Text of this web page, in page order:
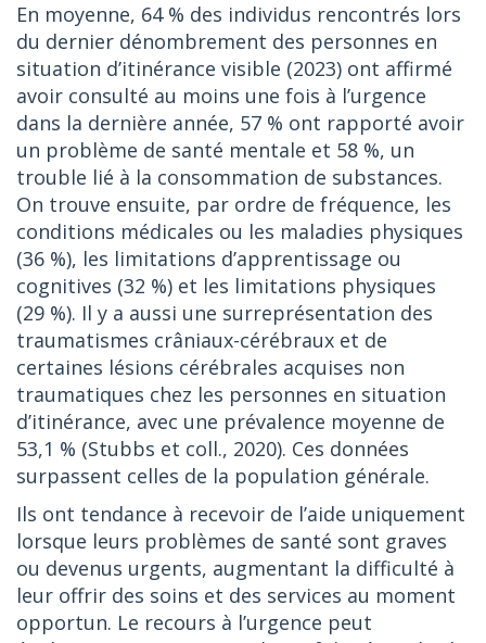
En moyenne, 64 % des individus rencontrés lors
du dernier dénombrement des personnes en
situation d’itinérance visible (2023) ont affirmé
avoir consulté au moins une fois à l’urgence
dans la dernière année, 57 % ont rapporté avoir
un problème de santé mentale et 58 %, un
trouble lié à la consommation de substances.
On trouve ensuite, par ordre de fréquence, les
conditions médicales ou les maladies physiques
(36 %), les limitations d’apprentissage ou
cognitives (32 %) et les limitations physiques
(29 %). Il y a aussi une surreprésentation des
traumatismes crâniaux-cérébraux et de
certaines lésions cérébrales acquises non
traumatiques chez les personnes en situation
d’itinérance, avec une prévalence moyenne de
53,1 % (Stubbs et coll., 2020). Ces données
surpassent celles de la population générale.
Ils ont tendance à recevoir de l’aide uniquement
lorsque leurs problèmes de santé sont graves
ou devenus urgents, augmentant la difficulté à
leur offrir des soins et des services au moment
opportun. Le recours à l’urgence peut